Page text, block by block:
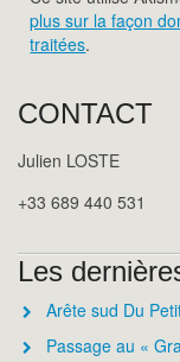
plus sur la façon
traitées.
CONTACT
Julien LOSTE
+33 689 440 531
Les
Arête sud Du
Passage au «